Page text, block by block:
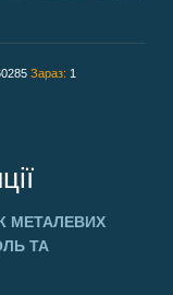
Зараз: 1
МЕТАЛЕВИХ
ТА